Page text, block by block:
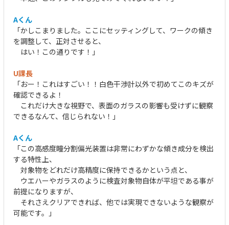
Aくん
「かしこまりました。ここにセッティングして、ワークの傾き
を調整して、正対させると、
はい！この通りです！」
U課長
「おー！これはすごい！！白色干渉計以外で初めてこのキズが
確認できるよ！
これだけ大きな視野で、表面のガラスの影響も受けずに観察
できるなんて、信じられない！」
Aくん
「この高感度瞳分割偏光装置は非常にわずかな傾き成分を検出
する特性上、
対象物をどれだけ高精度に保持できるかという点と、
ウエハーやガラスのように検査対象物自体が平坦である事が
前提になりますが、
それさえクリアできれば、他では実現できないような観察が
可能です。」